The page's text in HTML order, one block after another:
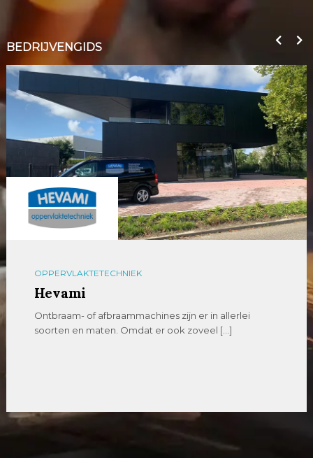
BEDRIJVENGIDS
OPPERVLAKTETECHNIEK
Hevami
Ontbraam- of afbraammachines zijn er in allerlei
soorten en maten. Omdat er ook zoveel […]